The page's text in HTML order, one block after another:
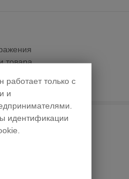
товара
на сайте
работает только с
и
идентификации